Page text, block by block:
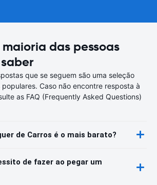
das pessoas
que se seguem são uma seleção
Caso não encontre resposta à
as FAQ (Frequently Asked Questions)
de Carros é o mais barato?
de fazer ao pegar um